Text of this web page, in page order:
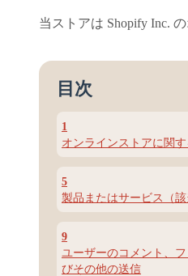
当ストアは Shopify Inc.
目次
1
オンラインストアに関
5
製品またはサービス（該
9
ユーザーのコメント、
びその他の送信